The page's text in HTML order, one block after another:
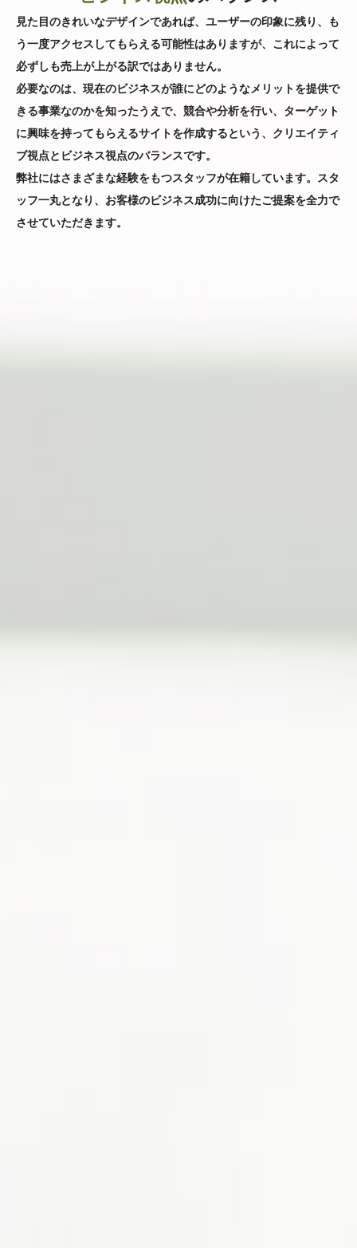
見た目のきれいなデザインであれば、ユーザーの印象に残り、も
う一度アクセスしてもらえる可能性はありますが、これによって
必ずしも売上が上がる訳ではありません。
必要なのは、現在のビジネスが誰にどのようなメリットを提供で
きる事業なのかを知ったうえで、競合や分析を行い、ターゲット
に興味を持ってもらえるサイトを作成するという、クリエイティ
ブ視点とビジネス視点のバランスです。
弊社にはさまざまな経験をもつスタッフが在籍しています。スタ
ッフ一丸となり、お客様のビジネス成功に向けたご提案を全力で
させていただきます。